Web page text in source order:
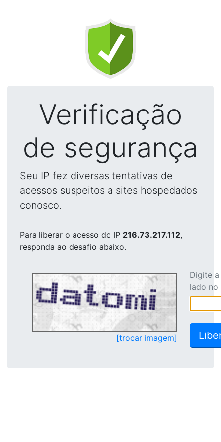
Verificação
de segurança
Seu IP fez diversas tentativas de
acessos suspeitos a sites hospedados
conosco.
Para liberar o acesso do IP 216.73.217.112,
responda ao desafio abaixo.
[trocar imagem]
Digite
lado no